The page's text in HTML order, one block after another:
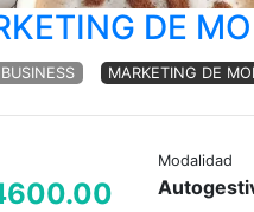
DE
MARKETING DE
Modalidad